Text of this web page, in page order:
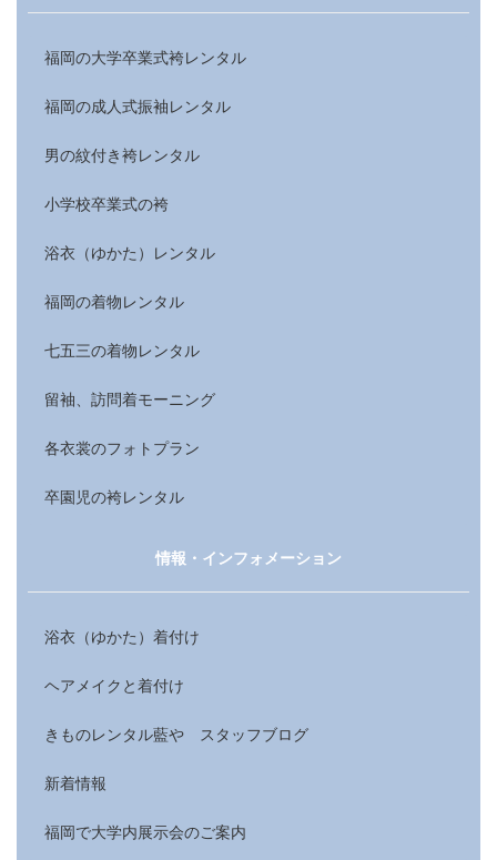
福岡の大学卒業式袴レンタル
福岡の成人式振袖レンタル
男の紋付き袴レンタル
小学校卒業式の袴
浴衣（ゆかた）レンタル
福岡の着物レンタル
七五三の着物レンタル
留袖、訪問着モーニング
各衣裳のフォトプラン
卒園児の袴レンタル
情報・インフォメーション
浴衣（ゆかた）着付け
ヘアメイクと着付け
きものレンタル藍や スタッフブログ
新着情報
福岡で大学内展示会のご案内